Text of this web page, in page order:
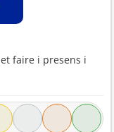
faire i presens i